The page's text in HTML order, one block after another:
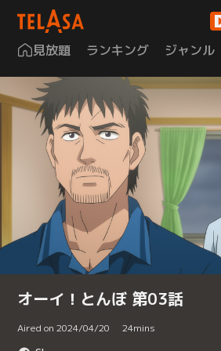
見放題 ランキング ジャンル
オーイ！とんぼ 第03話
Aired on 2024/04/20 24mins